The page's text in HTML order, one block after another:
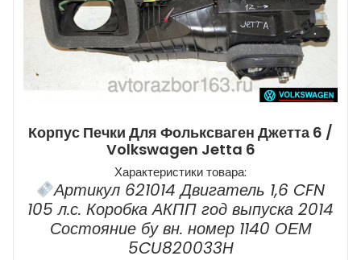
Корпус Печки Для Фольксваген Джетта 6 /
Volkswagen Jetta 6
Характеристики товара:
Артикул 621014 Двигатель 1,6 CFN
105 л.с. Коробка АКПП год выпуска 2014
Состояние бу вн. номер 1140 ОЕМ
5CU820033H